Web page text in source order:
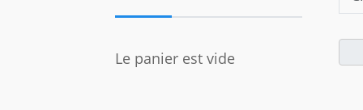
Le panier est vide